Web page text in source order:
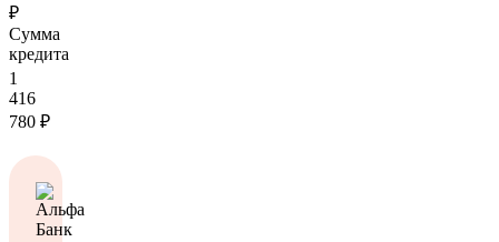
₽
Сумма
кредита
1
416
780 ₽